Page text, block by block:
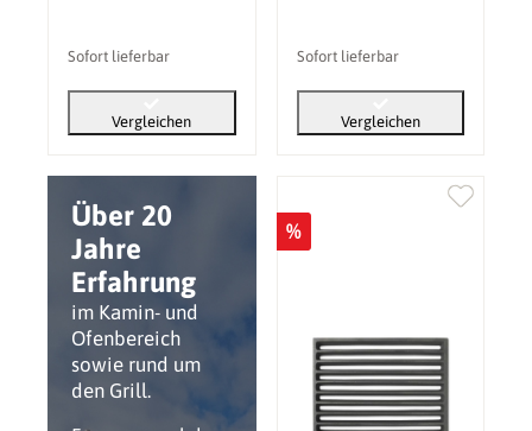
Über 20
Jahre
Erfahrung
im Kamin- und
Ofenbereich
sowie rund um
den Grill.
Sofort lieferbar
Vergleichen
Sofort lieferbar
Vergleichen
%